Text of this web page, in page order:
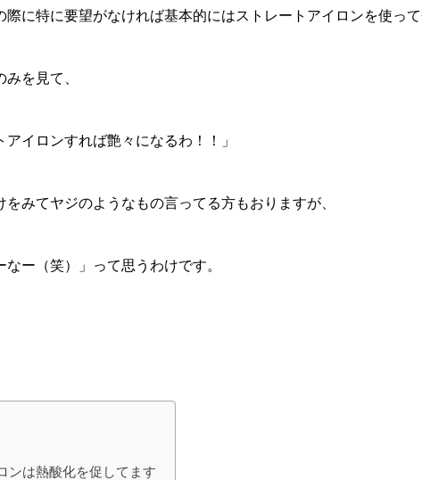
際に特に要望がなければ基本的にはストレートアイロンを使って
を見て、
アイロンすれば艶々になるわ！！」
をみてヤジのようなもの言ってる方もおりますが、
なー（笑）」って思うわけです。
ンは熱酸化を促してます